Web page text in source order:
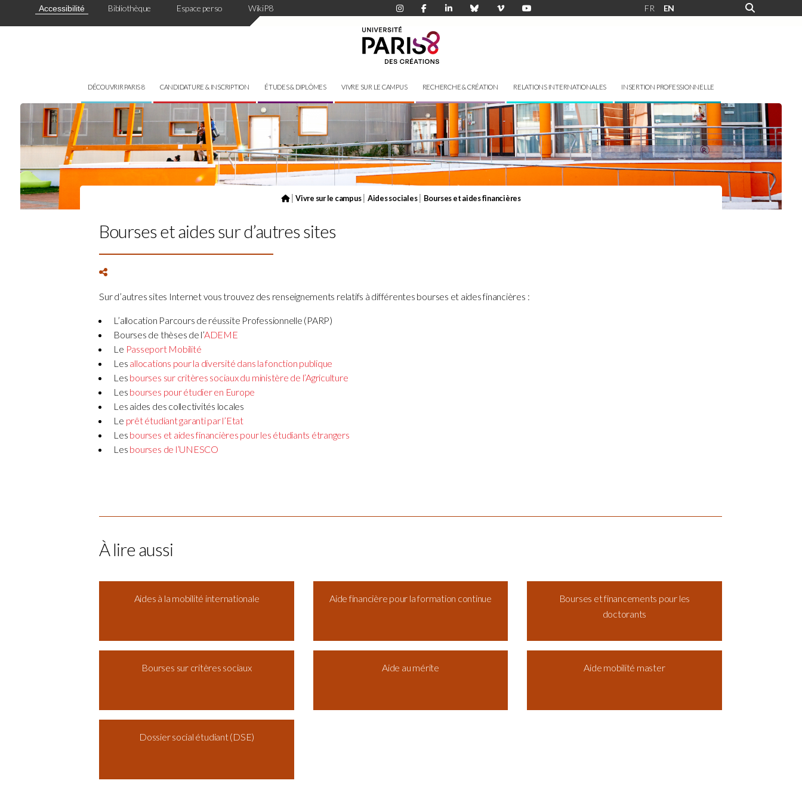
Accessibilité Bibliothèque Espace perso WikiP8 FR EN
DÉCOUVRIR PARIS 8 CANDIDATURE & INSCRIPTION ÉTUDES & DIPLÔMES VIVRE SUR LE CAMPUS RECHERCHE & CRÉATION RELATIONS INTERNATIONALES INSERTION PROFESSIONNELLE
|Vivre sur le campus | Aides sociales | Bourses et aides financières
Bourses et aides sur d’autres sites
Sur d’autres sites Internet vous trouvez des renseignements relatifs à différentes bourses et aides financières :
L’allocation Parcours de réussite Professionnelle (PARP)
Bourses de thèses de l’ADEME
Le Passeport Mobilité
Les allocations pour la diversité dans la fonction publique
Les bourses sur critères sociaux du ministère de l’Agriculture
Les bourses pour étudier en Europe
Les aides des collectivités locales
Le prêt étudiant garanti par l’Etat
Les bourses et aides financières pour les étudiants étrangers
Les bourses de l’UNESCO
À lire aussi
Aides à la mobilité internationale Aide financière pour la formation continue
Bourses et financements pour les
doctorants
Bourses sur critères sociaux Aide au mérite Aide mobilité master
Dossier social étudiant (DSE)
Panneau de gestion des cookies